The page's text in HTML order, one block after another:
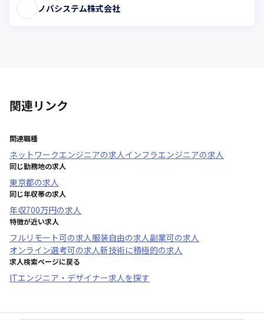
ノバシステム株式会社
関連リンク
関連職種
ネットワークエンジニアの求人インフラエンジニアの求人
同じ勤務地の求人
東京都の求人
同じ年収帯の求人
年収700万円の求人
特徴が近い求人
フルリモート可の求人服装自由の求人副業可の求人
オンライン選考可の求人新技術に積極的の求人
求人検索ページに戻る
ITエンジニア・デザイナー求人を探す